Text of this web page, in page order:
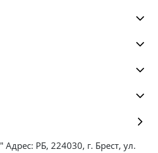
РБ, 224030, г. Брест, ул.